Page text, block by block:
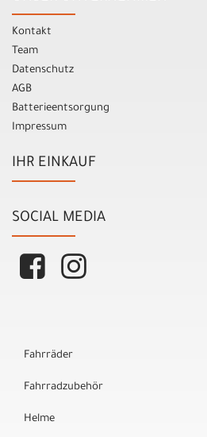
Kontakt
Team
Datenschutz
AGB
Batterieentsorgung
Impressum
IHR EINKAUF
SOCIAL MEDIA
Fahrräder
Fahrradzubehör
Helme